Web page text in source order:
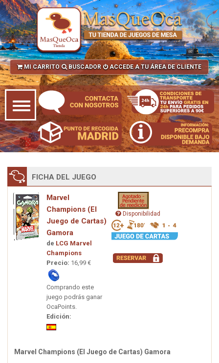
MI CARRITO BUSCADOR ACCEDE A TU ÁREA DE CLIENTE
FICHA DEL JUEGO
Marvel
Champions (El
Juego de Cartas)
Gamora
de LCG Marvel
Champions
Precio: 16,99 €
Comprando este
juego podrás ganar
OcaPoints.
Edición:
Disponibilidad
Marvel Champions (El Juego de Cartas) Gamora